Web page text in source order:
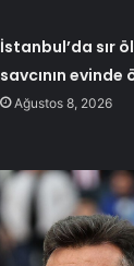
İstanbul’da sır
savcının evinde
Ağustos 8, 2026